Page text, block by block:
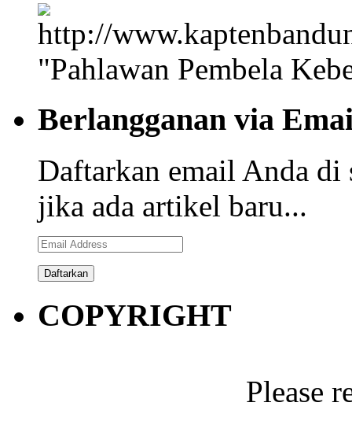
"Pahlawan Pembela
Berlangganan via
Daftarkan email Anda
jika ada artikel baru...
Email
Address
COPYRIGHT
Please